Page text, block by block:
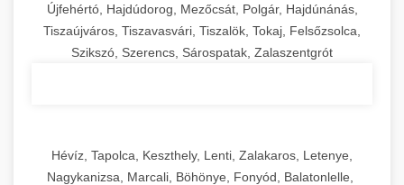
Újfehértó, Hajdúdorog, Mezőcsát, Polgár, Hajdúnánás,
Tiszaújváros, Tiszavasvári, Tiszalök, Tokaj, Felsőzsolca,
Szikszó, Szerencs, Sárospatak, Zalaszentgrót
Hévíz, Tapolca, Keszthely, Lenti, Zalakaros, Letenye,
Nagykanizsa, Marcali, Böhönye, Fonyód, Balatonlelle,